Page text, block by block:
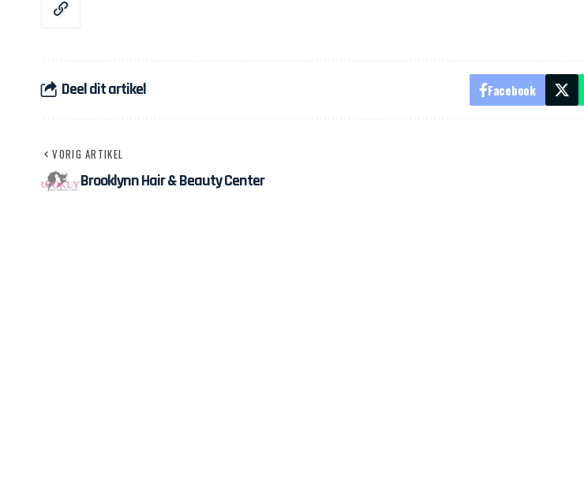
Deel dit artikel Facebook
VORIG ARTIKEL
Brooklynn Hair & Beauty Center